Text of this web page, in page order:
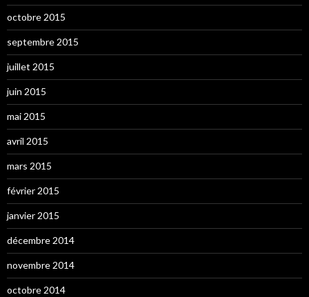
octobre 2015
septembre 2015
juillet 2015
juin 2015
mai 2015
avril 2015
mars 2015
février 2015
janvier 2015
décembre 2014
novembre 2014
octobre 2014